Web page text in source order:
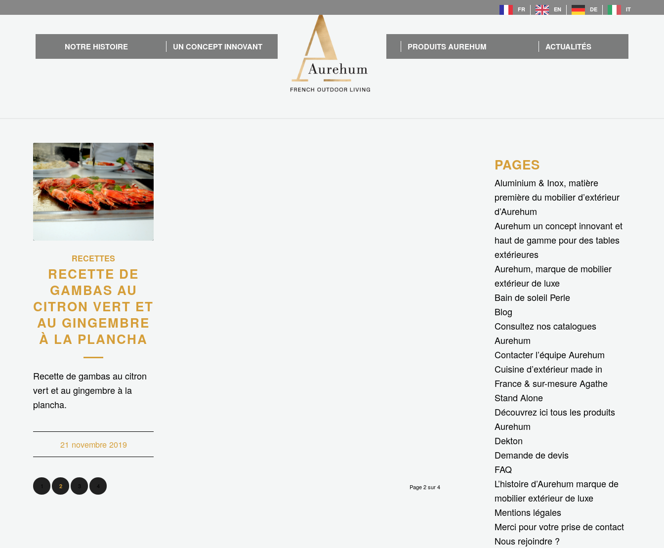
FR EN DE IT
NOTRE HISTOIRE UN CONCEPT INNOVANT PRODUITS AUREHUM ACTUALITÉS
RECETTES
RECETTE DE
GAMBAS AU
CITRON VERT ET
AU GINGEMBRE
À LA PLANCHA
Recette de gambas au citron
vert et au gingembre à la
plancha.
21 novembre 2019
Page 2 sur 4
1 2 3 4
PAGES
Aluminium & Inox, matière
première du mobilier d’extérieur
d’Aurehum
Aurehum un concept innovant et
haut de gamme pour des tables
extérieures
Aurehum, marque de mobilier
extérieur de luxe
Bain de soleil Perle
Blog
Consultez nos catalogues
Aurehum
Contacter l’équipe Aurehum
Cuisine d’extérieur made in
France & sur-mesure Agathe
Stand Alone
Découvrez ici tous les produits
Aurehum
Dekton
Demande de devis
FAQ
L’histoire d’Aurehum marque de
mobilier extérieur de luxe
Mentions légales
Merci pour votre prise de contact
Nous rejoindre ?